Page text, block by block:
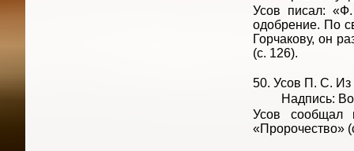
Усов писал:
одобрение. По
Горчакову, он
(с. 126).
50. Усов П. С. Из
Надпись:
Усов сообщал
«Пророчество»